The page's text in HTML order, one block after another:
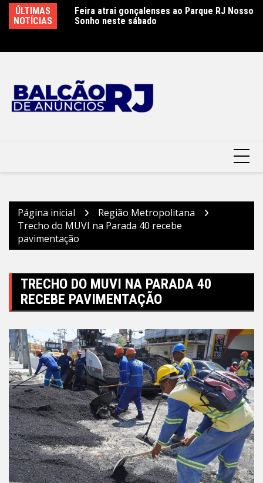
para
ÚLTIMAS
NOTÍCIAS
Feira atrai gonçalenses ao Parque RJ Nosso
Sonho neste sábado
Sábado letivo especial na rede municipal de
educação em São Gonçalo
Página inicial
Região Metropolitana
Trecho do MUVI na Parada 40 recebe
pavimentação
TRECHO DO MUVI NA PARADA 40
RECEBE PAVIMENTAÇÃO